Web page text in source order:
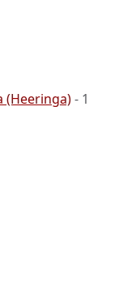
(Heeringa)- 1